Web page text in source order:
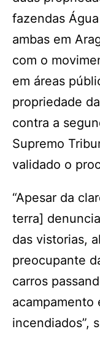
fazendas
ambas em
com o
em áreas
propriedade
contra a
Supremo
validado o
“Apesar da
terra]
das vistorias,
preocupante
carros
acampamento
incendiados”,